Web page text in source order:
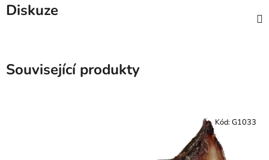
Diskuze
Související produkty
Kód: G1033